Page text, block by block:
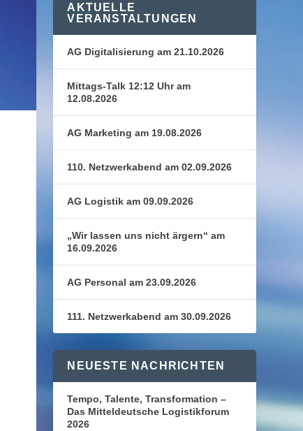
AKTUELLE
VERANSTALTUNGEN
AG Digitalisierung am 21.10.2026
Mittags-Talk 12:12 Uhr am
12.08.2026
AG Marketing am 19.08.2026
110. Netzwerkabend am 02.09.2026
AG Logistik am 09.09.2026
„Wir lassen uns nicht ärgern“ am
16.09.2026
AG Personal am 23.09.2026
111. Netzwerkabend am 30.09.2026
NEUESTE NACHRICHTEN
Tempo, Talente, Transformation –
Das Mitteldeutsche Logistikforum
2026